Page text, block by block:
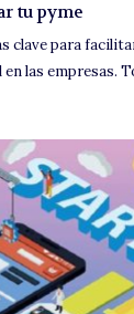
tu pyme
clave para
las empresas.